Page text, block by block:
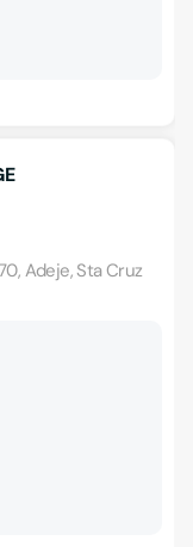
Adeje, Sta Cruz